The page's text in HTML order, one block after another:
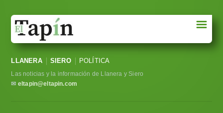
Sociedad
Política
☰
LLANERA SIERO POLÍTICA
Las noticias y la información de Llanera y Siero
✉ eltapin@eltapin.com